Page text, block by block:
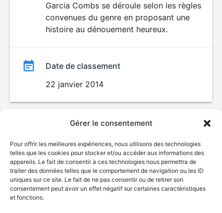
Gérer le consentement
Pour offrir les meilleures expériences, nous utilisons des technologies
telles que les cookies pour stocker et/ou accéder aux informations des
appareils. Le fait de consentir à ces technologies nous permettra de
traiter des données telles que le comportement de navigation ou les ID
uniques sur ce site. Le fait de ne pas consentir ou de retirer son
consentement peut avoir un effet négatif sur certaines caractéristiques
et fonctions.
Garcia Combs se déroule selon les règles
convenues du genre en proposant une
histoire au dénouement heureux.
Date de classement
22 janvier 2014
© Gouvernement du Québec, 2026